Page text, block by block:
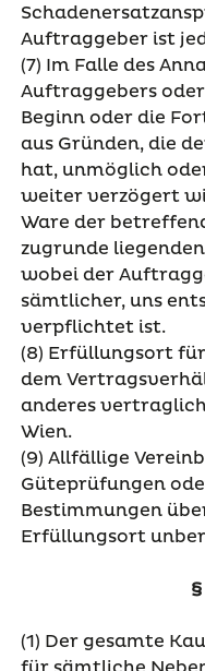
Auftraggeber ist
(7) Im Falle des
Auftraggebers
Beginn oder die
aus Gründen, die
hat, unmöglich
weiter verzögert
Ware der
zugrunde
wobei der
sämtlicher, uns
verpflichtet ist.
(8) Erfüllungsort
dem
anderes
Wien.
(9) Allfällige
Güteprüfungen
Bestimmungen
Erfüllungsort
(1) Der gesamte